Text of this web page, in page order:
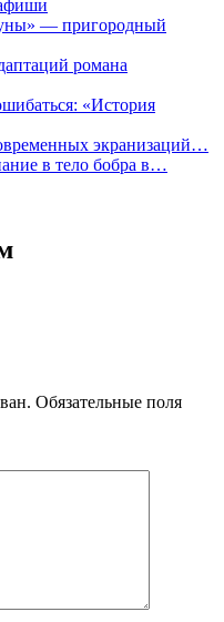
— пригородный
романа
«История
экранизаций…
в тело бобра в…
Обязательные поля